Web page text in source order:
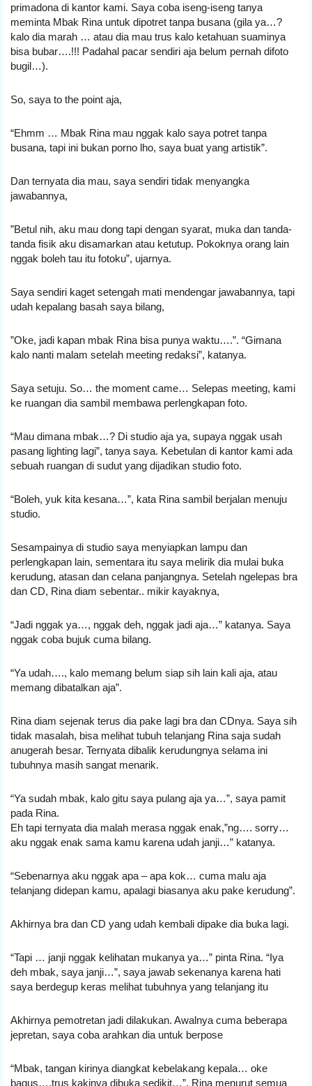
primadona di kantor kami. Saya coba iseng-iseng tanya
meminta Mbak Rina untuk dipotret tanpa busana (gila ya…?
kalo dia marah … atau dia mau trus kalo ketahuan suaminya
bisa bubar….!!! Padahal pacar sendiri aja belum pernah difoto
bugil…).
So, saya to the point aja,
“Ehmm … Mbak Rina mau nggak kalo saya potret tanpa
busana, tapi ini bukan porno lho, saya buat yang artistik”.
Dan ternyata dia mau, saya sendiri tidak menyangka
jawabannya,
”Betul nih, aku mau dong tapi dengan syarat, muka dan tanda-
tanda fisik aku disamarkan atau ketutup. Pokoknya orang lain
nggak boleh tau itu fotoku”, ujarnya.
Saya sendiri kaget setengah mati mendengar jawabannya, tapi
udah kepalang basah saya bilang,
”Oke, jadi kapan mbak Rina bisa punya waktu….”. “Gimana
kalo nanti malam setelah meeting redaksi”, katanya.
Saya setuju. So… the moment came… Selepas meeting, kami
ke ruangan dia sambil membawa perlengkapan foto.
“Mau dimana mbak…? Di studio aja ya, supaya nggak usah
pasang lighting lagi”, tanya saya. Kebetulan di kantor kami ada
sebuah ruangan di sudut yang dijadikan studio foto.
“Boleh, yuk kita kesana…”, kata Rina sambil berjalan menuju
studio.
Sesampainya di studio saya menyiapkan lampu dan
perlengkapan lain, sementara itu saya melirik dia mulai buka
kerudung, atasan dan celana panjangnya. Setelah ngelepas bra
dan CD, Rina diam sebentar.. mikir kayaknya,
“Jadi nggak ya…, nggak deh, nggak jadi aja…” katanya. Saya
nggak coba bujuk cuma bilang.
“Ya udah…., kalo memang belum siap sih lain kali aja, atau
memang dibatalkan aja”.
Rina diam sejenak terus dia pake lagi bra dan CDnya. Saya sih
tidak masalah, bisa melihat tubuh telanjang Rina saja sudah
anugerah besar. Ternyata dibalik kerudungnya selama ini
tubuhnya masih sangat menarik.
“Ya sudah mbak, kalo gitu saya pulang aja ya…”, saya pamit
pada Rina.
Eh tapi ternyata dia malah merasa nggak enak,”ng…. sorry…
aku nggak enak sama kamu karena udah janji…” katanya.
“Sebenarnya aku nggak apa – apa kok… cuma malu aja
telanjang didepan kamu, apalagi biasanya aku pake kerudung”.
Akhirnya bra dan CD yang udah kembali dipake dia buka lagi.
“Tapi … janji nggak kelihatan mukanya ya…” pinta Rina. “Iya
deh mbak, saya janji…”, saya jawab sekenanya karena hati
saya berdegup keras melihat tubuhnya yang telanjang itu
Akhirnya pemotretan jadi dilakukan. Awalnya cuma beberapa
jepretan, saya coba arahkan dia untuk berpose
“Mbak, tangan kirinya diangkat kebelakang kepala… oke
bagus….trus kakinya dibuka sedikit…”. Rina menurut semua